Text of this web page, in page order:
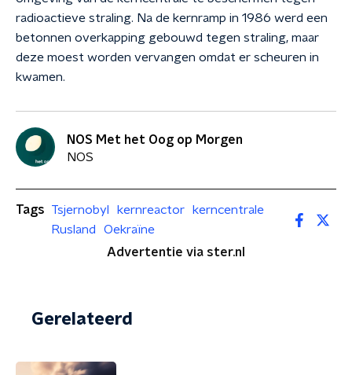
radioactieve straling. Na de kernramp in 1986 werd een
betonnen overkapping gebouwd tegen straling, maar
deze moest worden vervangen omdat er scheuren in
kwamen.
NOS Met het Oog op Morgen
NOS
Tags Tsjernobyl kernreactor
kerncentrale
Rusland
Oekraïne
Advertentie via ster.nl
Gerelateerd